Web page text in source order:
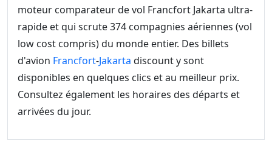
moteur comparateur de vol Francfort Jakarta ultra-
rapide et qui scrute 374 compagnies aériennes (vol
low cost compris) du monde entier. Des billets
d'avion Francfort-Jakarta discount y sont
disponibles en quelques clics et au meilleur prix.
Consultez également les horaires des départs et
arrivées du jour.